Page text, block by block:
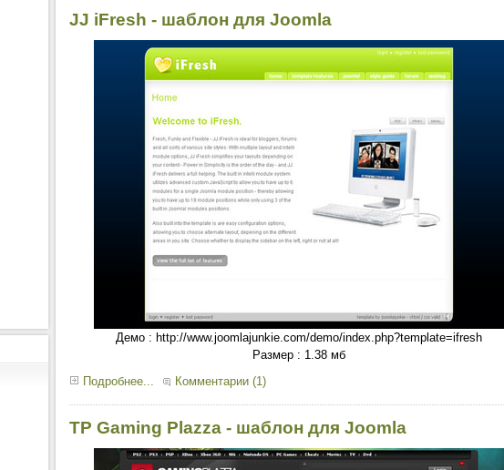
JJ iFresh - шаблон для Joomla
Демо : http://www.joomlajunkie.com/demo/index.php?template=ifresh
Размер : 1.38 мб
Подробнее...
Комментарии (1)
TP Gaming Plazza - шаблон для Joomla